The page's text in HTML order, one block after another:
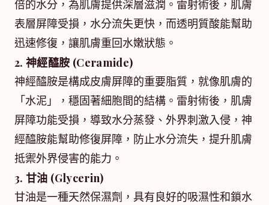
倍的水分，為肌膚提供深層滋潤。雷射術後，肌膚
表層屏障受損，水分流失更快，而透明質酸能幫助
迅速修復，讓肌膚重回水嫩狀態。
2. 神經醯胺 (Ceramide)
神經醯胺是構成皮膚屏障的重要脂質，就像肌膚的
「水泥」，穩固著細胞間的結構。雷射術後，肌膚
屏障功能受損，導致水分蒸發、外界刺激入侵，神
經醯胺能幫助修復屏障，防止水分流失，提升肌膚
抵禦外界侵害的能力。
3. 甘油 (Glycerin)
甘油是一種天然保濕劑，具有良好的吸濕性和鎖水